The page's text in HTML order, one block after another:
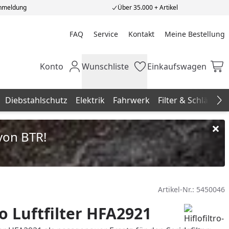
Über 35.000 + Artikel
FAQ Service Kontakt Meine Bestellung
Meine Bestellung
Mein Konto
Konto Wunschliste
Wunschliste Einkaufswagen
Einkaufswagen
Diebstahlschutz Elektrik Fahrwerk Filter & Schläuche
BTR!
Artikel-Nr.: 5450046
Luftfilter HFA2921